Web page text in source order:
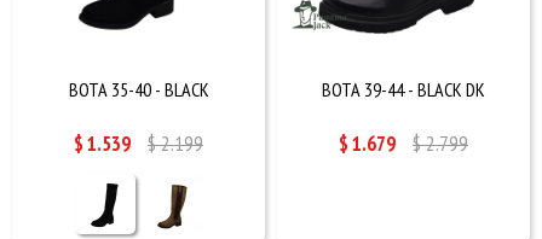
BOTA 35-40 - BLACK
$1.539 $2.199
BOTA 39-44 - BLACK DK
$1.679 $2.799